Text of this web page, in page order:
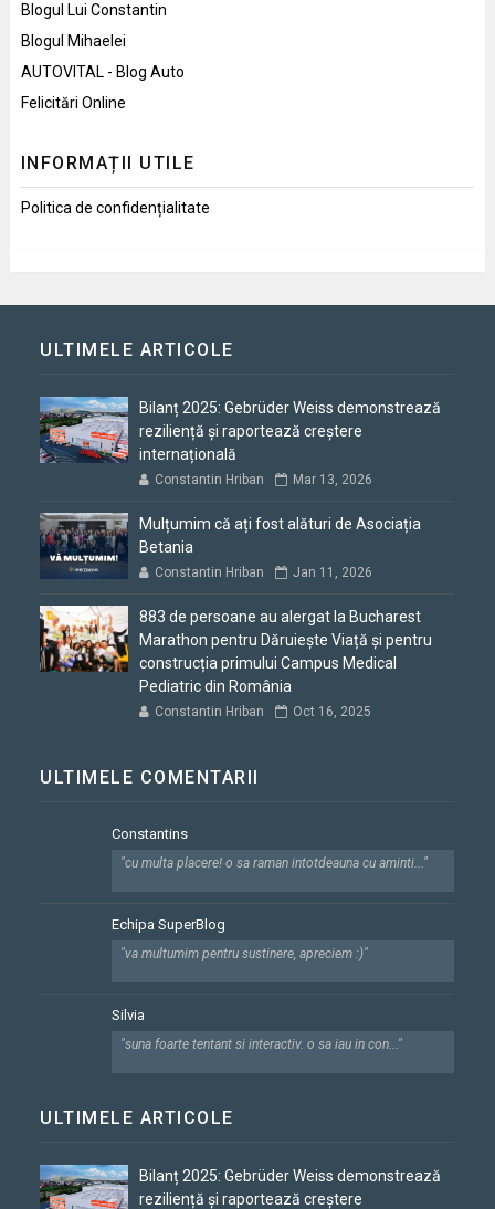
Blogul Lui Constantin
Blogul Mihaelei
AUTOVITAL - Blog Auto
Felicitări Online
INFORMAȚII UTILE
Politica de confidențialitate
ULTIMELE ARTICOLE
Bilanț 2025: Gebrüder Weiss demonstrează
reziliență și raportează creștere
internațională
Constantin Hriban Mar 13, 2026
Mulțumim că ați fost alături de Asociația
Betania
Constantin Hriban Jan 11, 2026
883 de persoane au alergat la Bucharest
Marathon pentru Dăruiește Viață și pentru
construcția primului Campus Medical
Pediatric din România
Constantin Hriban Oct 16, 2025
ULTIMELE COMENTARII
Constantins
"cu multa placere! o sa raman intotdeauna cu aminti..."
Echipa SuperBlog
"va multumim pentru sustinere, apreciem :)"
Silvia
"suna foarte tentant si interactiv. o sa iau in con..."
ULTIMELE ARTICOLE
Bilanț 2025: Gebrüder Weiss demonstrează
reziliență și raportează creștere